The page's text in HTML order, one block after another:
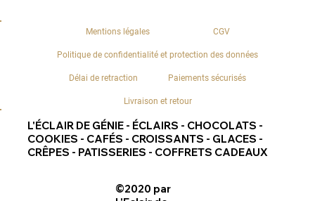
Mentions légales CGV
Politique de confidentialité et protection des données
Délai de retraction Paiements sécurisés
Livraison et retour
L'ÉCLAIR DE GÉNIE - ÉCLAIRS - CHOCOLATS -
COOKIES - CAFÉS - CROISSANTS - GLACES -
CRÊPES - PATISSERIES - COFFRETS CADEAUX
©2020 par